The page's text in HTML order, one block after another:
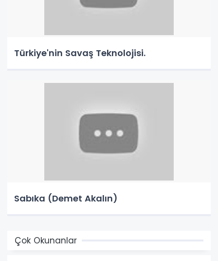
Türkiye'nin Savaş Teknolojisi.
Sabıka (Demet Akalın)
Çok Okunanlar